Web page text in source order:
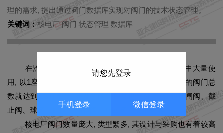
理的需求, 提出通过阀门数据库实现对阀门的技术状态管理。
关键词： 核电厂 阀门 状态管理 数据库
在流体输送系统中, 阀门作为控制部件在核电厂中大量使
用, 以1座2台机组的CPR1000核电厂为例, 仅核岛部分的阀门总
数就达到1.3万余台, 涉及的阀门种类也十分繁杂, 包括闸阀、截
止阀、球阀、蝶阀、隔膜阀、止回阀、安全阀等。
核电厂阀门数量庞大, 类型繁多, 其设计与采购也有着较高
请您先登录
手机登录 微信登录